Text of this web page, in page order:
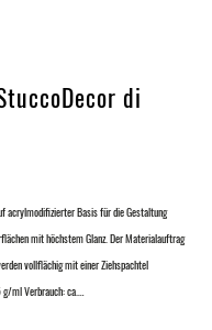
di
acrylmodifizierter Basis für die Gestaltung
mit höchstem Glanz. Der Materialauftrag
vollflächig mit einer Ziehspachtel
ml Verbrauch: ca.…